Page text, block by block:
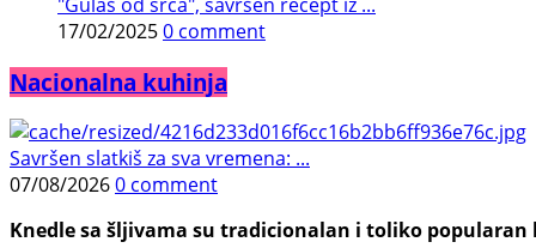
17/02/20250 comment
Nacionalna kuhinja
Savršen slatkiš za sva vremena: ...
07/08/20260 comment
Knedle sa šljivama su tradicionalan i toliko popularan